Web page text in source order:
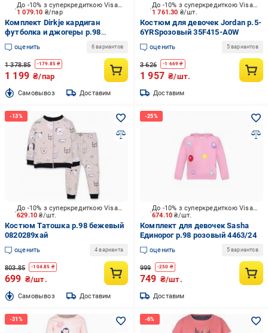
1 079.10 ₴/пар
До -10% з суперкредиткою Visa Вигода
Комплект Dirkje кардиган
футболка и джогеры р.98
розовый N58425-35
оценить 6 вариантов
1 378.85 -179.85 ₴
1 199 ₴/пар
Cамовывоз Доставим
1 761.30 ₴/шт.
До -10% з суперкредиткою Visa Вигода
Костюм для девочек Jordan р.5-
6YRSрозовый 35F415-A0W
оценить 5 вариантов
3 626 -1 669 ₴
1 957 ₴/шт.
Доставим
629.10₴/шт.
До -10% з суперкредиткою Visa Вигода
Костюм Татошка р.98 бежевый
0820289хай
оценить 4 варианта
803.85 -104.85 ₴
699 ₴/шт.
Cамовывоз Доставим
674.10₴/шт.
До -10% з суперкредиткою Visa Вигода
Комплект для девочек Sasha
Единорог р.98 розовый 4463/24
оценить 5 вариантов
999 -250 ₴
749 ₴/шт.
Доставим